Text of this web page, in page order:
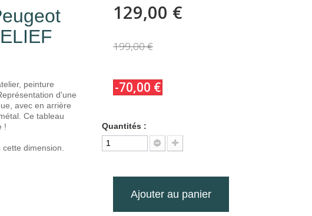
peinture
d'une
avec en arrière
Ce tableau
!
dimension.
129,00 €
199,00 €
-70,00 €
Quantités :
Ajouter au panier